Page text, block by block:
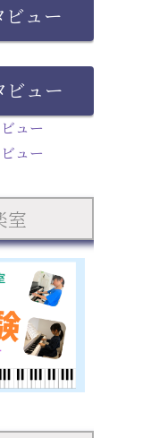
ビュー
ビュー
ュー
ュー
室